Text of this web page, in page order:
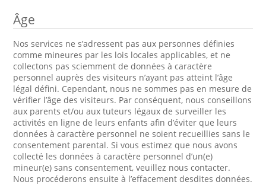
Âge
Nos services ne s’adressent pas aux personnes définies
comme mineures par les lois locales applicables, et ne
collectons pas sciemment de données à caractère
personnel auprès des visiteurs n’ayant pas atteint l’âge
légal défini. Cependant, nous ne sommes pas en mesure de
vérifier l’âge des visiteurs. Par conséquent, nous conseillons
aux parents et/ou aux tuteurs légaux de surveiller les
activités en ligne de leurs enfants afin d’éviter que leurs
données à caractère personnel ne soient recueillies sans le
consentement parental. Si vous estimez que nous avons
collecté les données à caractère personnel d’un(e)
mineur(e) sans consentement, veuillez nous contacter.
Nous procéderons ensuite à l’effacement desdites données.